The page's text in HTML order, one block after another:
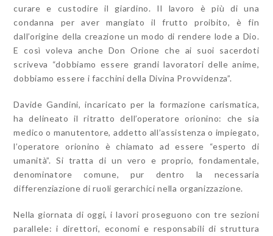
curare e custodire il giardino. Il lavoro è più di una
condanna per aver mangiato il frutto proibito, è fin
dall’origine della creazione un modo di rendere lode a Dio.
E così voleva anche Don Orione che ai suoi sacerdoti
scriveva “dobbiamo essere grandi lavoratori delle anime,
dobbiamo essere i facchini della Divina Provvidenza”.
Davide Gandini, incaricato per la formazione carismatica,
ha delineato il ritratto dell’operatore orionino: che sia
medico o manutentore, addetto all’assistenza o impiegato,
l’operatore orionino è chiamato ad essere “esperto di
umanità”. Si tratta di un vero e proprio, fondamentale,
denominatore comune, pur dentro la necessaria
differenziazione di ruoli gerarchici nella organizzazione.
Nella giornata di oggi, i lavori proseguono con tre sezioni
parallele: i direttori, economi e responsabili di struttura